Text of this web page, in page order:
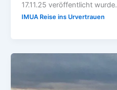
17.11.25 veröffentlicht wurde.
IMUA Reise ins Urvertrauen